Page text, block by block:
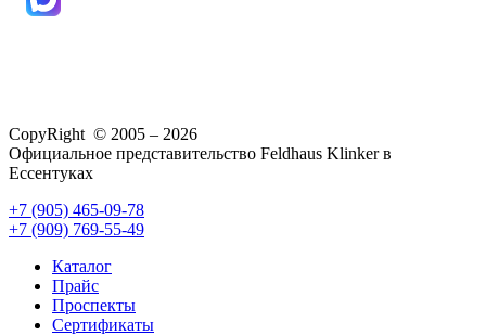
CopyRight © 2005 – 2026
Официальное представительство Feldhaus Klinker в
Ессентуках
+7 (905) 465-09-78
+7 (909) 769-55-49
Каталог
Прайс
Проспекты
Сертификаты